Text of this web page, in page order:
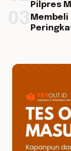
Pilpres
Membeli